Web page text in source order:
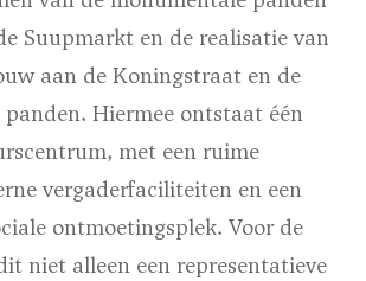
Suupmarkt en de realisatie van
aan de Koningstraat en de
Hiermee ontstaat één
met een ruime
vergaderfaciliteiten en een
ontmoetingsplek. Voor de
niet alleen een representatieve